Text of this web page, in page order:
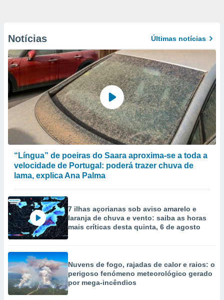
Notícias Últimas notícias
“Língua” de poeiras do Saara aproxima-se a toda a
velocidade de Portugal: poderá trazer chuva de
lama, explica Ana Palma
7 ilhas açorianas sob aviso amarelo e
laranja de chuva e vento: saiba as horas
mais críticas desta quinta, 6 de agosto
Nuvens de fogo, rajadas de calor e raios: o
perigoso fenómeno meteorológico gerado
por mega-incêndios